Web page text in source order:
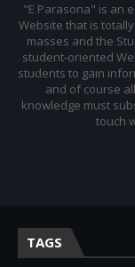
"E Parasona" is an
Website that is
masses and the
student-oriented
students to gain
and of course
knowledge must
touch
TAGS